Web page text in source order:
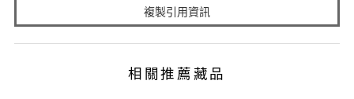
複製引用資訊
相關推薦藏品